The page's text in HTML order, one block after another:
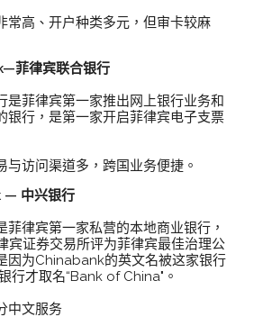
常高、开户种类多元，但审卡较麻
菲律宾联合银行
是菲律宾第一家推出网上银行业务和
银行，是第一家开启菲律宾电子支票
与访问渠道多，跨国业务便捷。
— 中兴银行
菲律宾第一家私营的本地商业银行，
宾证券交易所评为菲律宾最佳治理公
因为Chinabank的英文名被这家银行
行才取名“Bank of China"。
中文服务